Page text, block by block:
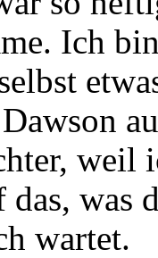
Ich
weil
was
wartet.